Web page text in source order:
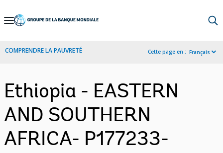
Skip
Navigation
COMPRENDRE LA PAUVRETÉ Cette page en : Français
Ethiopia - EASTERN
AND SOUTHERN
AFRICA- P177233-